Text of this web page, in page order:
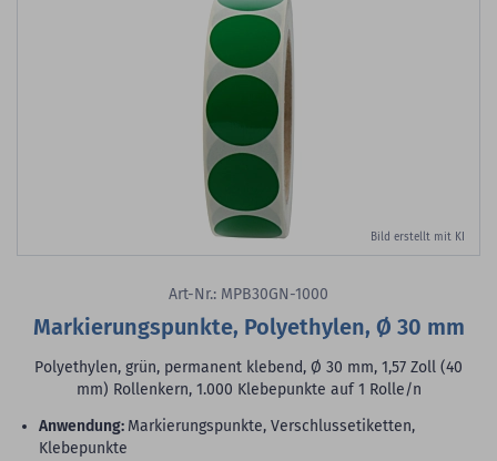
Bild erstellt mit KI
Art-Nr.: MPB30GN-1000
Markierungspunkte, Polyethylen, Ø 30 mm
Polyethylen, grün, permanent klebend, Ø 30 mm, 1,57 Zoll (40
mm) Rollenkern, 1.000 Klebepunkte auf 1 Rolle/n
Anwendung: Markierungspunkte, Verschlussetiketten,
Klebepunkte